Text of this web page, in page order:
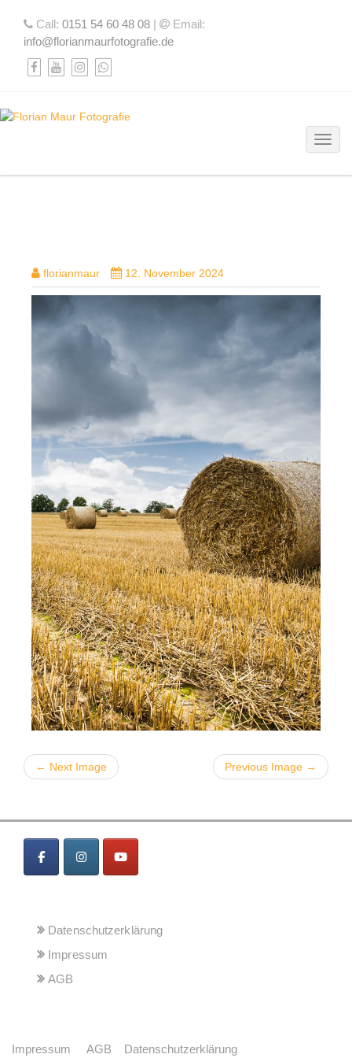
Call: 0151 54 60 48 08 |
Email:
info@florianmaurfotografie.de
florianmaur 12. November 2024
← Next Image Previous Image →
Datenschutzerklärung
Impressum
AGB
Impressum AGB Datenschutzerklärung